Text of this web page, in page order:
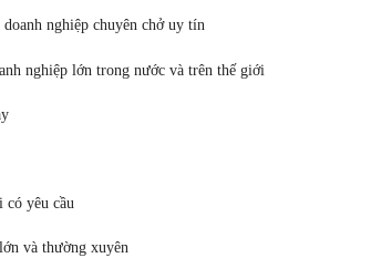
nghiệp chuyên chở uy tín
nghiệp lớn trong nước và trên thế giới
có yêu cầu
và thường xuyên